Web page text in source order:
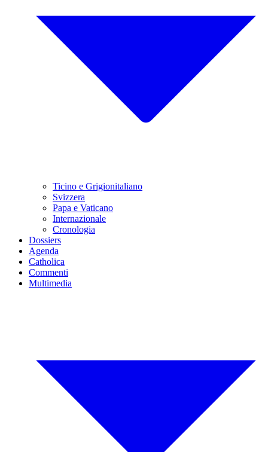
Ticino e Grigionitaliano
Svizzera
Papa e Vaticano
Internazionale
Cronologia
Dossiers
Agenda
Catholica
Commenti
Multimedia